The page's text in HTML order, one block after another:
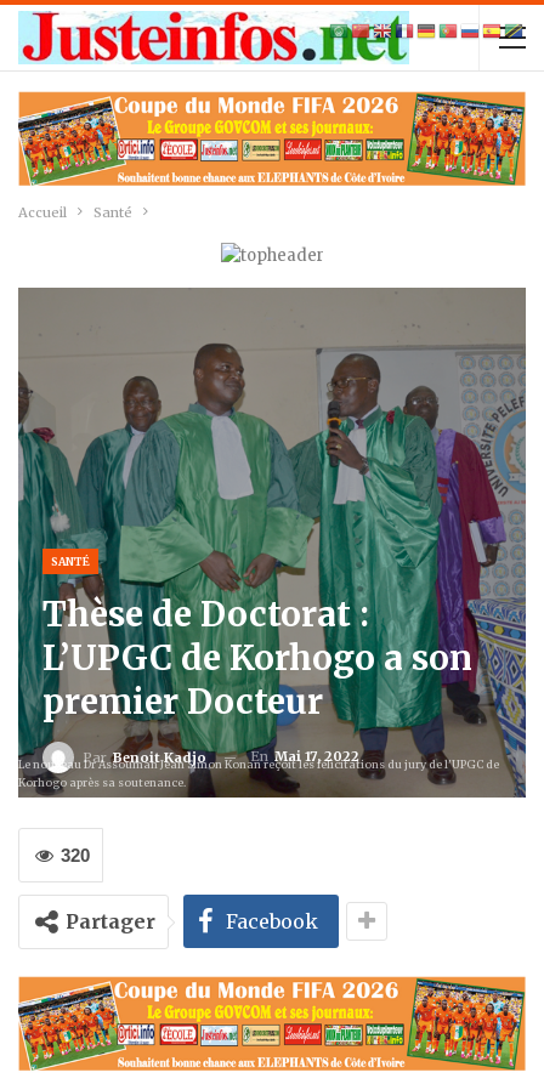
Accueil Santé
SANTÉ
Thèse de Doctorat :
L’UPGC de Korhogo a son
premier Docteur
Par Benoit Kadjo En Mai 17, 2022
Le nouveau Dr Assouman Jean Simon Konan reçoit les félicitations du jury de l'UPGC de
Korhogo après sa soutenance.
320
Partager Facebook